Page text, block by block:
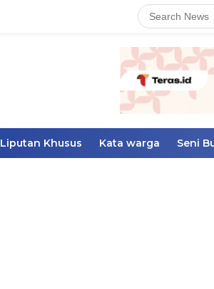
Liputan Khusus Kata warga Seni